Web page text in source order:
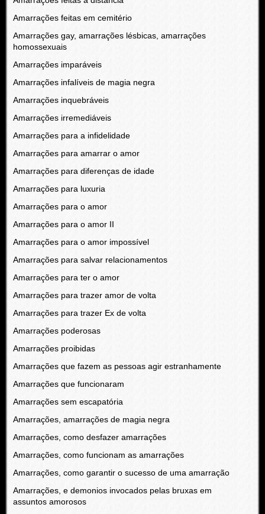
Amarrações feitas em cemitério
Amarrações gay, amarrações lésbicas, amarrações
homossexuais
Amarrações imparáveis
Amarrações infalíveis de magia negra
Amarrações inquebráveis
Amarrações irremediáveis
Amarrações para a infidelidade
Amarrações para amarrar o amor
Amarrações para diferenças de idade
Amarrações para luxuria
Amarrações para o amor
Amarrações para o amor II
Amarrações para o amor impossível
Amarrações para salvar relacionamentos
Amarrações para ter o amor
Amarrações para trazer amor de volta
Amarrações para trazer Ex de volta
Amarrações poderosas
Amarrações proibidas
Amarrações que fazem as pessoas agir estranhamente
Amarrações que funcionaram
Amarrações sem escapatória
Amarrações, amarrações de magia negra
Amarrações, como desfazer amarrações
Amarrações, como funcionam as amarrações
Amarrações, como garantir o sucesso de uma amarração
Amarrações, e demonios invocados pelas bruxas em
assuntos amorosos